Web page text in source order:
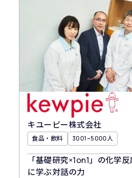
キユーピー株式会社
食品・飲料 3001~5000人
「基礎研究×1on1」の化学
に学ぶ対話の力